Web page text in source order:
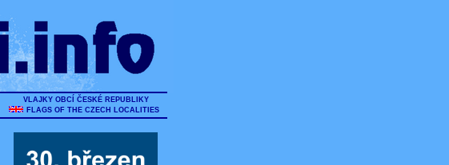
VLAJKY OBCÍ ČESKÉ REPUBLIKY
FLAGS OF THE CZECH LOCALITIES